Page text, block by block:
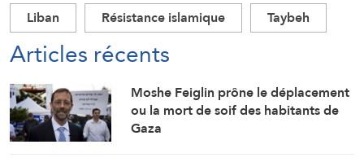
Liban
Résistance islamique Taybeh
Articles récents
Moshe Feiglin prône le déplacement
ou la mort de soif des habitants de
Gaza